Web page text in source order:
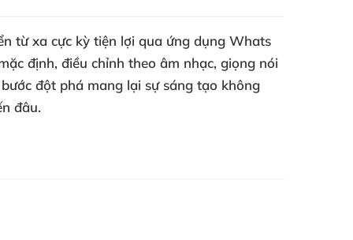
từ xa cực kỳ tiện lợi qua ứng dụng Whats
định, điều chỉnh theo âm nhạc, giọng nói
đột phá mang lại sự sáng tạo không
đâu.